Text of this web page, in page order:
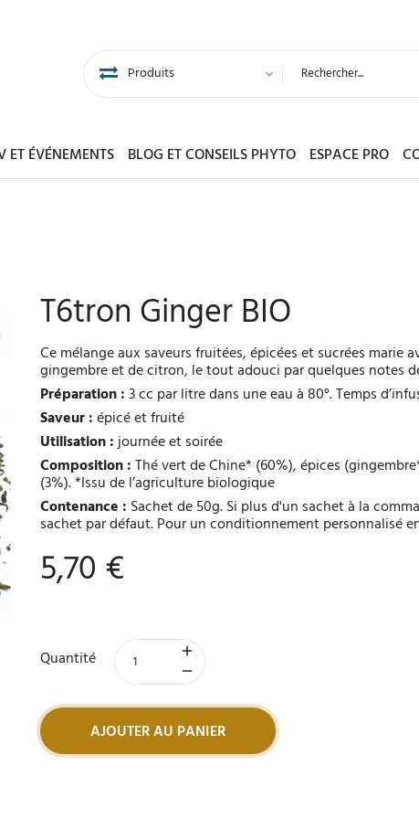
ET ÉVÉNEMENTS BLOG ET CONSEILS PHYTO ESPACE PRO
T6tron Ginger BIO
Ce mélange aux saveurs fruitées, épicées et sucrées marie
gingembre et de citron, le tout adouci par quelques notes
Préparation :3 cc par litre dans une eau à 80°. Temps
Saveur :épicé et fruité
Utilisation :journée et soirée
Composition :Thé vert de Chine* (60%), épices
(3%). *Issu de l’agriculture biologique
Contenance : Sachet de 50g. Si plus d'un sachet à la
sachet par défaut. Pour un conditionnement personnalisé
5,70 €
Quantité
AJOUTER AU PANIER